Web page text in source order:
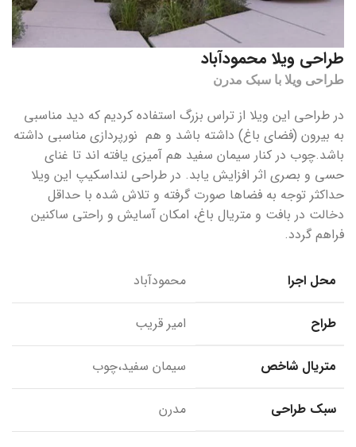
طراحی ویلا محمودآباد
طراحی ویلا با سبک مدرن
در طراحی این ویلا از تراس بزرگ استفاده کردیم که دید مناسبی
به بیرون (فضای باغ) داشته باشد و هم نورپردازی مناسبی داشته
باشد.چوب در کنار سیمان سفید هم آمیزی یافته اند تا غنای
حسی و بصری اثر افزایش یابد. در طراحی لنداسکیپ این ویلا
حداکثر توجه به فضاها صورت گرفته و تلاش شده با حداقل
دخالت در بافت و متریال باغ، امکان آسایش و راحتی ساکنین
فراهم گردد.
محل اجرا محمودآباد
طراح امیر قریب
متریال شاخص سیمان سفید،چوب
سبک طراحی مدرن